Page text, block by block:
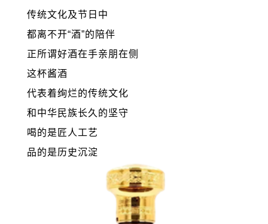
传统文化及节日中
都离不开“酒”的陪伴
正所谓好酒在手亲朋在侧
这杯酱酒
代表着绚烂的传统文化
和中华民族长久的坚守
喝的是匠人工艺
品的是历史沉淀